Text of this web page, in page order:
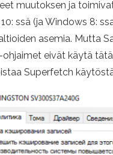
muutoksen ja
ssä (ja Windows 8:
asemia. Mutta
ohjaimet eivät käytä
Superfetch